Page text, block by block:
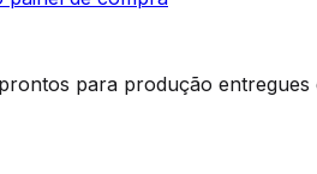
para produção